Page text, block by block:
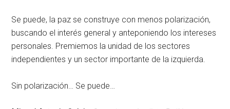
Se puede, la paz se construye con menos polarización,
buscando el interés general y anteponiendo los intereses
personales. Premiemos la unidad de los sectores
independientes y un sector importante de la izquierda.
Sin polarización… Se puede…